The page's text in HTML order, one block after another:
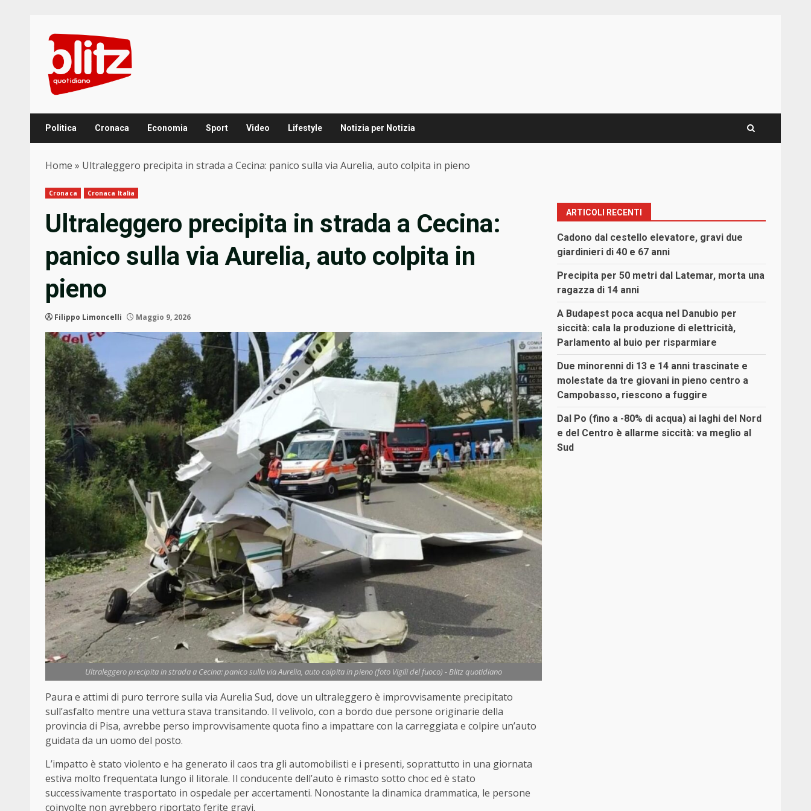
content
Politica Cronaca Economia Sport Video Lifestyle Notizia per Notizia
Home » Ultraleggero precipita in strada a Cecina: panico sulla via Aurelia, auto colpita in pieno
Cronaca Cronaca Italia
Ultraleggero precipita in strada a Cecina:
panico sulla via Aurelia, auto colpita in
pieno
Filippo Limoncelli Maggio 9, 2026
Ultraleggero precipita in strada a Cecina: panico sulla via Aurelia, auto colpita in pieno (foto Vigili del fuoco) - Blitz quotidiano
Paura e attimi di puro terrore sulla via Aurelia Sud, dove un ultraleggero è improvvisamente precipitato
sull’asfalto mentre una vettura stava transitando. Il velivolo, con a bordo due persone originarie della
provincia di Pisa, avrebbe perso improvvisamente quota fino a impattare con la carreggiata e colpire un’auto
guidata da un uomo del posto.
L’impatto è stato violento e ha generato il caos tra gli automobilisti e i presenti, soprattutto in una giornata
estiva molto frequentata lungo il litorale. Il conducente dell’auto è rimasto sotto choc ed è stato
successivamente trasportato in ospedale per accertamenti. Nonostante la dinamica drammatica, le persone
coinvolte non avrebbero riportato ferite gravi.
ARTICOLI RECENTI
Cadono dal cestello elevatore, gravi due
giardinieri di 40 e 67 anni
Precipita per 50 metri dal Latemar, morta una
ragazza di 14 anni
A Budapest poca acqua nel Danubio per
siccità: cala la produzione di elettricità,
Parlamento al buio per risparmiare
Due minorenni di 13 e 14 anni trascinate e
molestate da tre giovani in pieno centro a
Campobasso, riescono a fuggire
Dal Po (fino a -80% di acqua) ai laghi del Nord
e del Centro è allarme siccità: va meglio al
Sud